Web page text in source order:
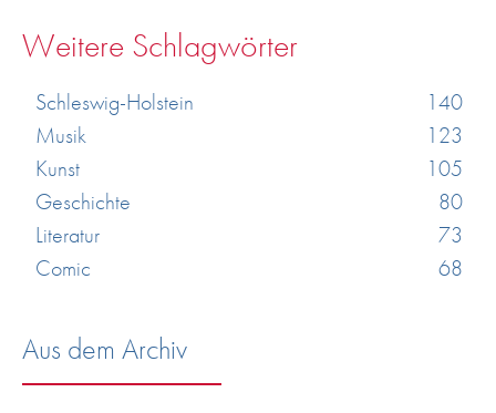
Weitere Schlagwörter
Schleswig-Holstein
140
Musik
123
Kunst
105
Geschichte
80
Literatur
73
Comic
68
Aus dem Archiv